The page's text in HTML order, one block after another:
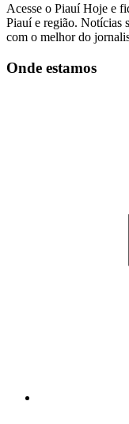
Acesse o Piauí Hoje e
Piauí e região. Notícias
com o melhor do
Onde estamos